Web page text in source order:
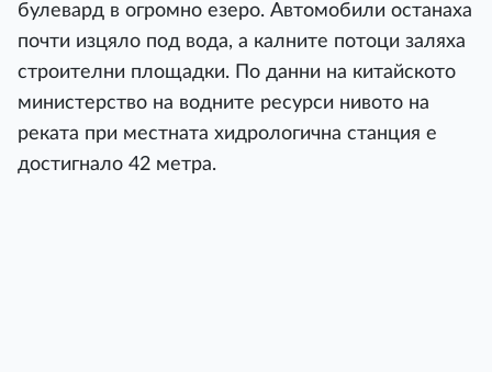
булевард в огромно езеро. Автомобили останаха
почти изцяло под вода, а калните потоци заляха
строителни площадки. По данни на китайското
министерство на водните ресурси нивото на
реката при местната хидрологична станция е
достигнало 42 метра.